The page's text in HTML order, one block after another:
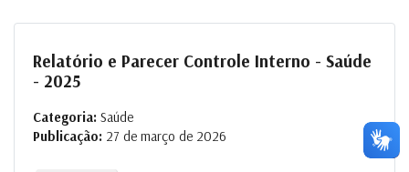
Relatório e Parecer Controle Interno - Saúde
- 2025
Categoria: Saúde
Publicação: 27 de março de 2026